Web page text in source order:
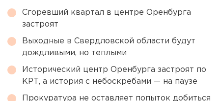
Сгоревший квартал в центре Оренбурга
застроят
Выходные в Свердловской области будут
дождливыми, но теплыми
Исторический центр Оренбурга застроят по
КРТ, а история с небоскребами — на паузе
Прокуратура не оставляет попыток добиться